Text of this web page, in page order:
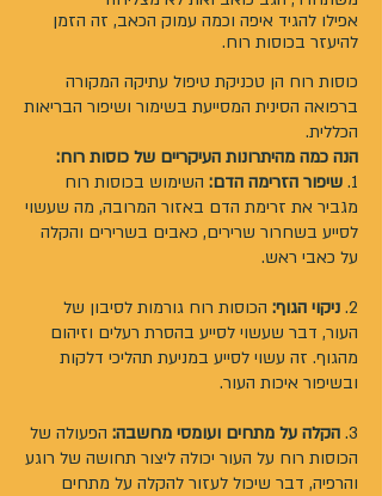
אפילו להגיד איפה וכמה עמוק הכאב, זה הזמן
להיעזר בכוסות רוח.
כוסות רוח הן טכניקת טיפול עתיקה המקורה
ברפואה הסינית המסייעת בשימור ושיפור הבריאות
הכללית.
הנה כמה מהיתרונות העיקריים של כוסות רוח:
​1. שיפור הזרימה הדם: השימוש בכוסות רוח
מגביר את זרימת הדם באזור המרובה, מה שעשוי
לסייע בשחרור שרירים, כאבים בשרירים והקלה
על כאבי ראש.
2. ניקוי הגוף: הכוסות רוח גורמות לסיבון של
העור, דבר שעשוי לסייע בהסרת רעלים וזיהום
מהגוף. זה עשוי לסייע במניעת תהליכי דלקות
ובשיפור איכות העור.
3. הקלה על מתחים ועומסי מחשבה: הפעולה של
הכוסות רוח על העור יכולה ליצור תחושה של רוגע
והרפיה, דבר שיכול לעזור להקלה על מתחים